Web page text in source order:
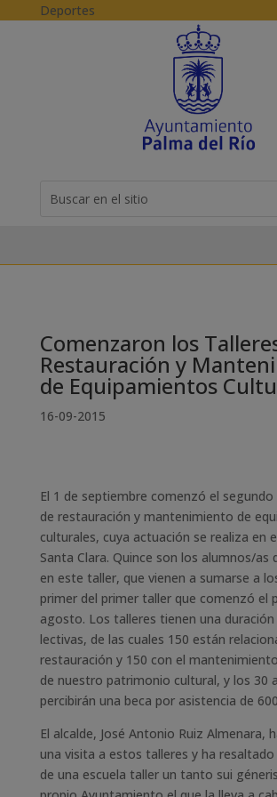
Skip to content
Deportes
for...
Comenzaron los
Restauración y
de Equipamientos
16-09-2015
El 1 de septiembre comenzó el
de restauración y mantenimiento de
culturales, cuya actuación se realiza en
Santa Clara. Quince son los alumnos/as
en este taller, que vienen a sumarse a
primer del primer taller que comenzó el
agosto. Los talleres tienen una
lectivas, de las cuales 150 están
restauración y 150 con el
de nuestro patrimonio cultural, y los 30
percibirán una beca por asistencia de
El alcalde, José Antonio Ruiz Almenara,
una visita a estos talleres y ha
de una escuela taller un tanto sui